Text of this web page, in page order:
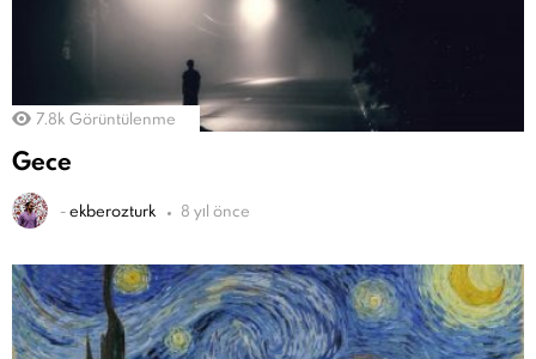
7.8k Görüntülenme
Gece
-ekberozturk 8 yıl önce